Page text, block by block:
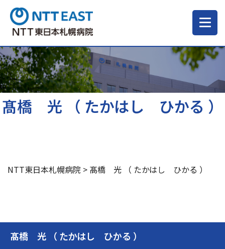
当院について
ご来院される方へ
医療・介護関係の方
髙橋 光 （ たかはし ひかる ）
髙橋 光 （ たかはし ひかる ）
NTT東日本札幌病院 > 髙橋 光 （ たかはし ひかる ）